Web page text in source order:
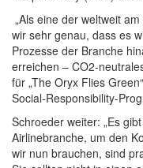
„Als eine der weltweit
wir sehr genau, dass es
Prozesse der Branche
erreichen – CO2-
für „The Oryx Flies
Social-Responsibility-
Schroeder weiter: „Es
Airlinebranche, um den
wir nun brauchen, sind